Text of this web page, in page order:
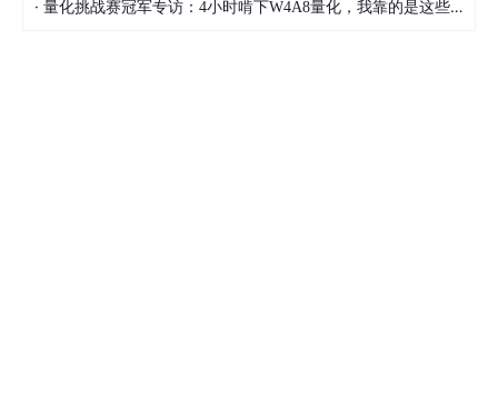
· 量化挑战赛冠军专访：4小时啃下W4A8量化，我靠的是这些经验